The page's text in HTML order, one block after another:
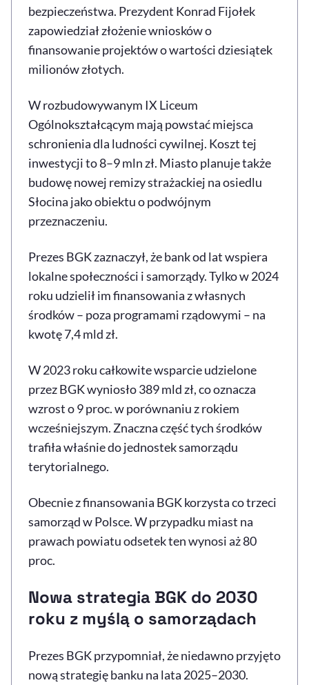
bezpieczeństwa. Prezydent Konrad Fijołek
zapowiedział złożenie wniosków o
finansowanie projektów o wartości dziesiątek
milionów złotych.
W rozbudowywanym IX Liceum
Ogólnokształcącym mają powstać miejsca
schronienia dla ludności cywilnej. Koszt tej
inwestycji to 8–9 mln zł. Miasto planuje także
budowę nowej remizy strażackiej na osiedlu
Słocina jako obiektu o podwójnym
przeznaczeniu.
Prezes BGK zaznaczył, że bank od lat wspiera
lokalne społeczności i samorządy. Tylko w 2024
roku udzielił im finansowania z własnych
środków – poza programami rządowymi – na
kwotę 7,4 mld zł.
W 2023 roku całkowite wsparcie udzielone
przez BGK wyniosło 389 mld zł, co oznacza
wzrost o 9 proc. w porównaniu z rokiem
wcześniejszym. Znaczna część tych środków
trafiła właśnie do jednostek samorządu
terytorialnego.
Obecnie z finansowania BGK korzysta co trzeci
samorząd w Polsce. W przypadku miast na
prawach powiatu odsetek ten wynosi aż 80
proc.
Nowa strategia BGK do 2030
roku z myślą o samorządach
Prezes BGK przypomniał, że niedawno przyjęto
nową strategię banku na lata 2025–2030.